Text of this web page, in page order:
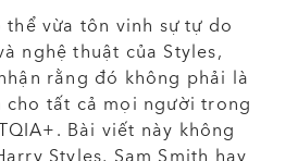
thể vừa tôn vinh sự tự do
nghệ thuật của Styles,
rằng đó không phải là
cho tất cả mọi người trong
Bài viết này không